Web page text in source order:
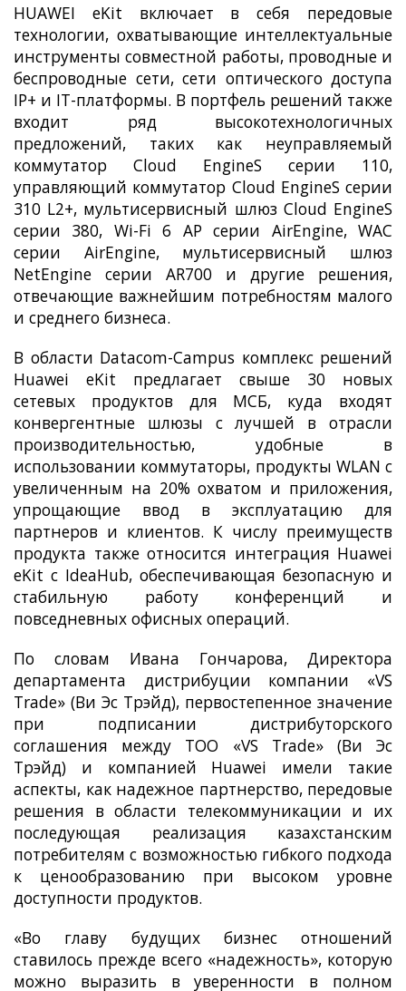
HUAWEI eKit включает в себя передовые
технологии, охватывающие интеллектуальные
инструменты совместной работы, проводные и
беспроводные сети, сети оптического доступа
IP+ и IT-платформы. В портфель решений также
входит ряд высокотехнологичных
предложений, таких как неуправляемый
коммутатор Cloud EngineS серии 110,
управляющий коммутатор Cloud EngineS серии
310 L2+, мультисервисный шлюз Cloud EngineS
серии 380, Wi-Fi 6 AP серии AirEngine, WAC
серии AirEngine, мультисервисный шлюз
NetEngine серии AR700 и другие решения,
отвечающие важнейшим потребностям малого
и среднего бизнеса.
В области Datacom-Campus комплекс решений
Huawei eKit предлагает свыше 30 новых
сетевых продуктов для МСБ, куда входят
конвергентные шлюзы с лучшей в отрасли
производительностью, удобные в
использовании коммутаторы, продукты WLAN с
увеличенным на 20% охватом и приложения,
упрощающие ввод в эксплуатацию для
партнеров и клиентов. К числу преимуществ
продукта также относится интеграция Huawei
eKit с IdeaHub, обеспечивающая безопасную и
стабильную работу конференций и
повседневных офисных операций.
По словам Ивана Гончарова, Директора
департамента дистрибуции компании «VS
Trade» (Ви Эс Трэйд), первостепенное значение
при подписании дистрибуторского
соглашения между ТОО «VS Trade» (Ви Эс
Трэйд) и компанией Huawei имели такие
аспекты, как надежное партнерство, передовые
решения в области телекоммуникации и их
последующая реализация казахстанским
потребителям с возможностью гибкого подхода
к ценообразованию при высоком уровне
доступности продуктов.
«Во главу будущих бизнес отношений
ставилось прежде всего «надежность», которую
можно выразить в уверенности в полном